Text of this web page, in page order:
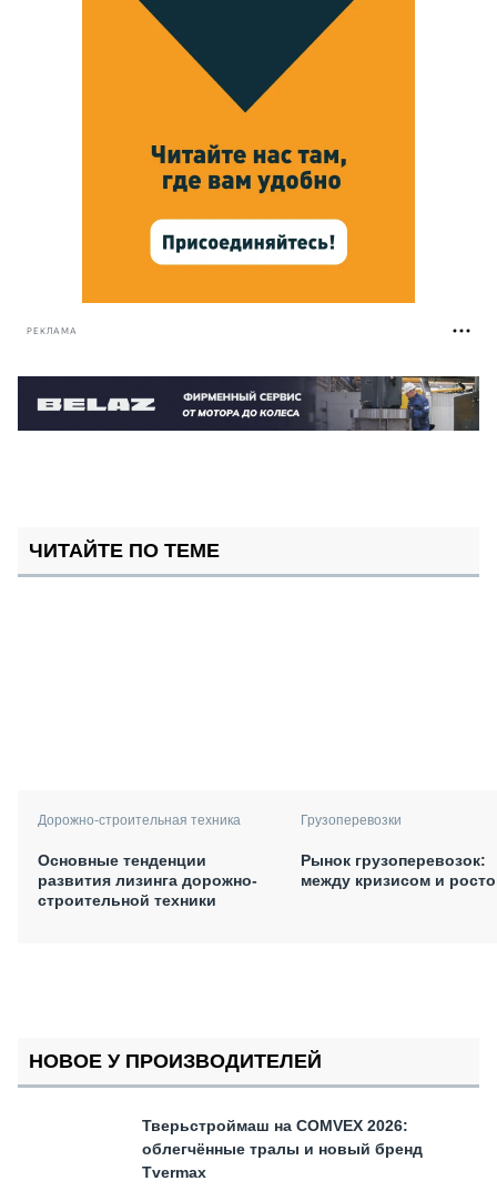
РЕКЛАМА
ЧИТАЙТЕ ПО ТЕМЕ
Дорожно-строительная техника
Основные тенденции
развития лизинга дорожно-
строительной техники
Грузоперевозки
Рынок грузоперевозок:
между кризисом и
НОВОЕ У ПРОИЗВОДИТЕЛЕЙ
Тверьстроймаш на COMVEX 2026:
облегчённые тралы и новый бренд
Tvermax